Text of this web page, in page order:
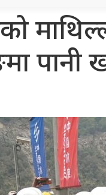
पानी